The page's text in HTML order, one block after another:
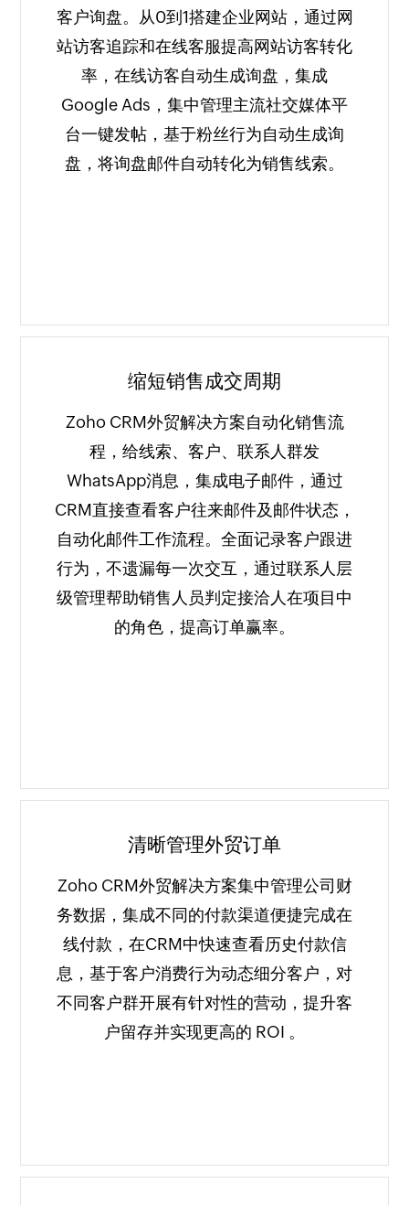
客户询盘。从0到1搭建企业网站，通过网
站访客追踪和在线客服提高网站访客转化
率，在线访客自动生成询盘，集成
Google Ads，集中管理主流社交媒体平
台一键发帖，基于粉丝行为自动生成询
盘，将询盘邮件自动转化为销售线索。
缩短销售成交周期
Zoho CRM外贸解决方案自动化销售流
程，给线索、客户、联系人群发
WhatsApp消息，集成电子邮件，通过
CRM直接查看客户往来邮件及邮件状态，
自动化邮件工作流程。全面记录客户跟进
行为，不遗漏每一次交互，通过联系人层
级管理帮助销售人员判定接洽人在项目中
的角色，提高订单赢率。
清晰管理外贸订单
Zoho CRM外贸解决方案集中管理公司财
务数据，集成不同的付款渠道便捷完成在
线付款，在CRM中快速查看历史付款信
息，基于客户消费行为动态细分客户，对
不同客户群开展有针对性的营动，提升客
户留存并实现更高的 ROI 。